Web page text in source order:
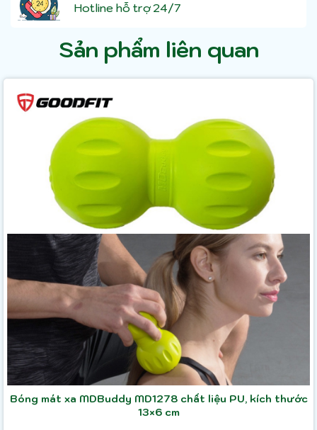
Hotline hỗ trợ 24/7
Sản phẩm liên quan
Bóng mát xa MDBuddy MD1278 chất liệu PU, kích thước
13×6 cm